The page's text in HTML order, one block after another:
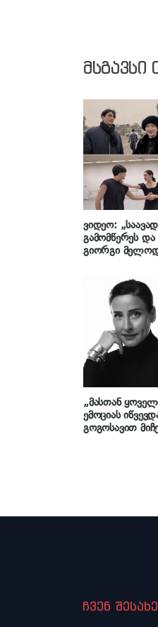
მსგავსი
ვიდეო:
გამომწერეს და
გიორგი
მოცეკვავე,
დაიპყრო,
პოდკასტში
„მასთან
ემოციას
გოგოსავით
ჩვენ